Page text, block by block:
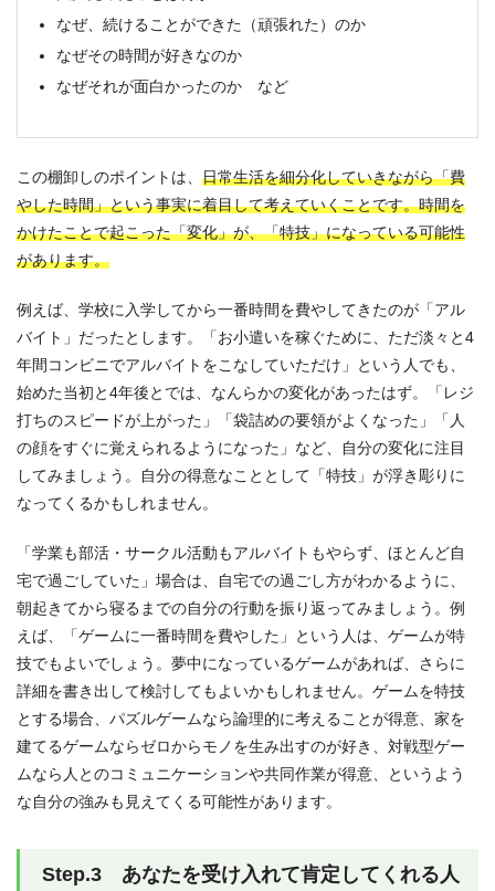
なぜ、続けることができた（頑張れた）のか
なぜその時間が好きなのか
なぜそれが面白かったのか など
この棚卸しのポイントは、 日常生活を細分化していきながら「費
やした時間」という事実に着目して考えていくことです。時間を
かけたことで起こった「変化」が、「特技」になっている可能性
があります。
例えば、学校に入学してから一番時間を費やしてきたのが「アル
バイト」だったとします。「お小遣いを稼ぐために、ただ淡々と4
年間コンビニでアルバイトをこなしていただけ」という人でも、
始めた当初と4年後とでは、なんらかの変化があったはず。「レジ
打ちのスピードが上がった」「袋詰めの要領がよくなった」「人
の顔をすぐに覚えられるようになった」など、自分の変化に注目
してみましょう。自分の得意なこととして「特技」が浮き彫りに
なってくるかもしれません。
「学業も部活・サークル活動もアルバイトもやらず、ほとんど自
宅で過ごしていた」場合は、自宅での過ごし方がわかるように、
朝起きてから寝るまでの自分の行動を振り返ってみましょう。例
えば、「ゲームに一番時間を費やした」という人は、ゲームが特
技でもよいでしょう。夢中になっているゲームがあれば、さらに
詳細を書き出して検討してもよいかもしれません。ゲームを特技
とする場合、パズルゲームなら論理的に考えることが得意、家を
建てるゲームならゼロからモノを生み出すのが好き、対戦型ゲー
ムなら人とのコミュニケーションや共同作業が得意、というよう
な自分の強みも見えてくる可能性があります。
Step.3 あなたを受け入れて肯定してくれる人